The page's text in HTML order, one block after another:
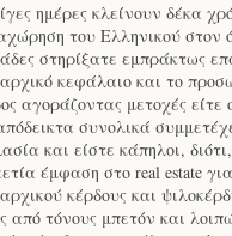
ημέρες κλείνουν δέκα
του Ελληνικού στον
στηρίξατε εμπράκτως
κεφάλαιο και το
αγοράζοντας μετοχές
συνολικά
και είστε κάπηλοι,
έμφαση στο real estate
κέρδους και
από τόνους μπετόν και